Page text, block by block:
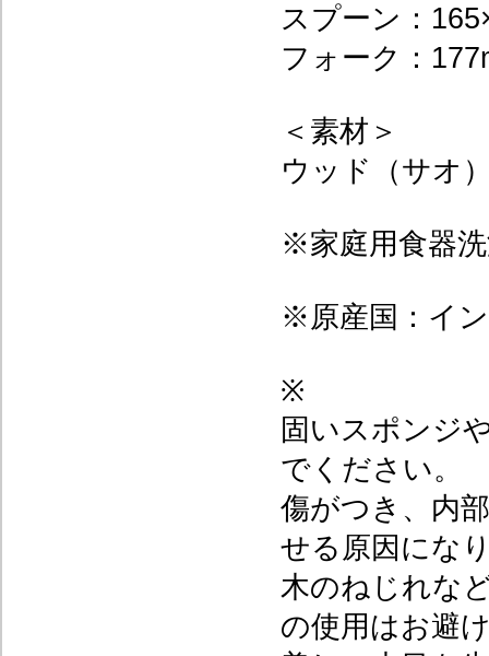
スプーン：
フォーク：
＜素材＞
ウッド（サオ
※家庭用食器
※原産国：イ
※
固いスポンジ
でください。
傷がつき、内
せる原因にな
木のねじれな
の使用はお避